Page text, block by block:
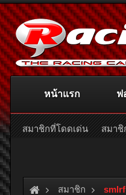
สมาชิก smlrf
หน้าแรก ฟ
สมาชิกที่โดดเด่น สมาชิ